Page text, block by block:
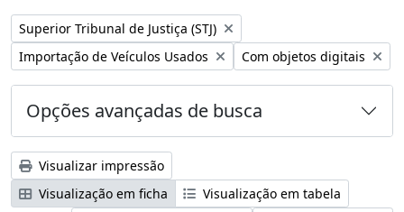
Remover filtro:
Superior Tribunal de Justiça (STJ)
Remover filtro:
Importação de Veículos Usados Remover filtro:
Com objetos digitais
Opções avançadas de busca
Visualizar impressão
Visualização em ficha
Visualização em tabela